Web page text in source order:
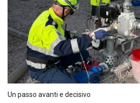
Un passo avanti e decisivo